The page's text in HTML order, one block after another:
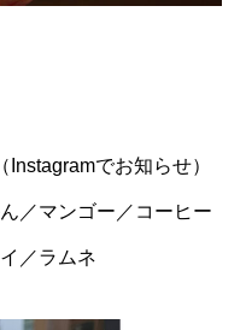
でお知らせ）
／マンゴー／コーヒー
／ラムネ